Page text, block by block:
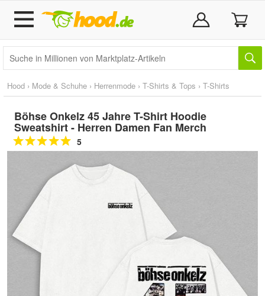
Hood › Mode & Schuhe › Herrenmode › T-Shirts & Tops › T-Shirts
Böhse Onkelz 45 Jahre T-Shirt Hoodie
Sweatshirt - Herren Damen Fan Merch
5